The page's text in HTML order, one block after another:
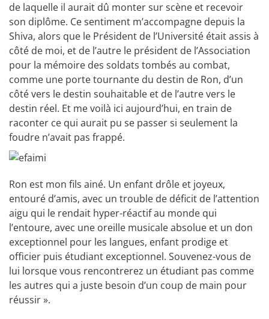
de laquelle il aurait dû monter sur scène et recevoir
son diplôme. Ce sentiment m’accompagne depuis la
Shiva, alors que le Président de l’Université était assis à
côté de moi, et de l’autre le président de l’Association
pour la mémoire des soldats tombés au combat,
comme une porte tournante du destin de Ron, d’un
côté vers le destin souhaitable et de l’autre vers le
destin réel. Et me voilà ici aujourd’hui, en train de
raconter ce qui aurait pu se passer si seulement la
foudre n’avait pas frappé.
Ron est mon fils ainé. Un enfant drôle et joyeux,
entouré d’amis, avec un trouble de déficit de l’attention
aigu qui le rendait hyper-réactif au monde qui
l’entoure, avec une oreille musicale absolue et un don
exceptionnel pour les langues, enfant prodige et
officier puis étudiant exceptionnel. Souvenez-vous de
lui lorsque vous rencontrerez un étudiant pas comme
les autres qui a juste besoin d’un coup de main pour
réussir ».